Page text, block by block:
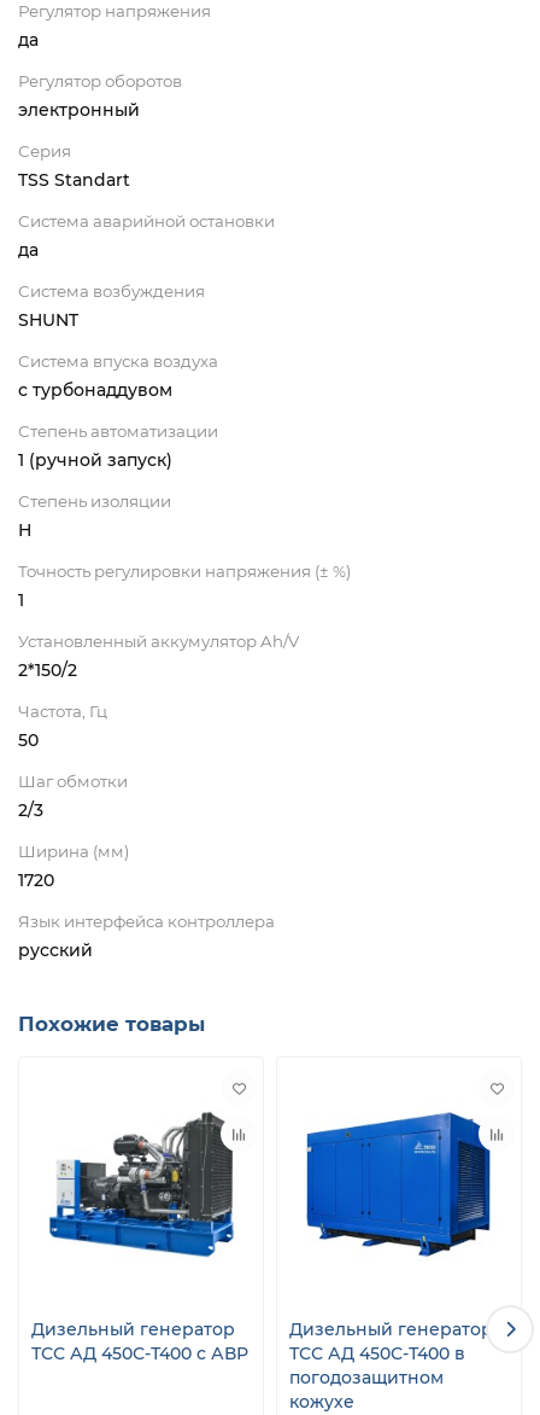
Регулятор напряжения
да
Регулятор оборотов
электронный
Серия
TSS Standart
Система аварийной остановки
да
Система возбуждения
SHUNT
Система впуска воздуха
с турбонаддувом
Степень автоматизации
1 (ручной запуск)
Степень изоляции
Н
Точность регулировки напряжения (± %)
1
Установленный аккумулятор Ah/V
2*150/2
Частота, Гц
50
Шаг обмотки
2/3
Ширина (мм)
1720
Язык интерфейса контроллера
русский
Похожие товары
Дизельный генератор
ТСС АД 450С-Т400 с АВР
Дизельный генератор
ТСС АД 450С-Т400 в
погодозащитном
кожухе